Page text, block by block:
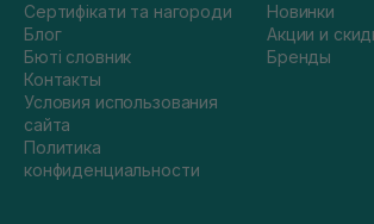
Сертифікати та нагороди
Блог
Бюті словник
Контакты
Условия использования
сайта
Политика
конфиденциальности
Новинки
Акции и
Бренды